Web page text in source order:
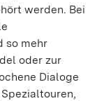
werden. Bei
so mehr
oder zur
Dialoge